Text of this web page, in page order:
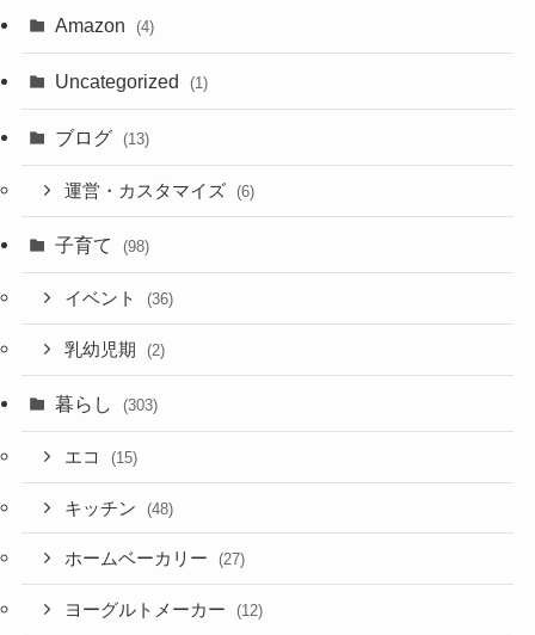
Amazon (4)
Uncategorized (1)
ブログ (13)
運営・カスタマイズ (6)
子育て (98)
イベント (36)
乳幼児期 (2)
暮らし (303)
エコ (15)
キッチン (48)
ホームベーカリー (27)
ヨーグルトメーカー (12)